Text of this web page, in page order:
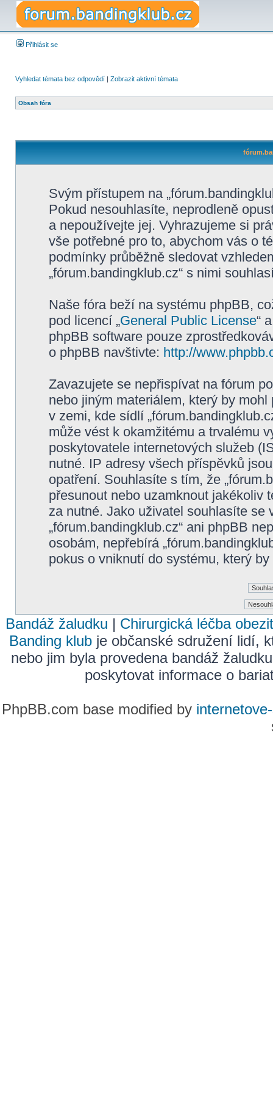
Přihlásit se
Vyhledat témata bez odpovědí | Zobrazit aktivní témata
Obsah fóra
Svým přístupem na
Pokud nesouhlasíte, neprodleně
a nepoužívejte jej. Vyhrazujeme si
vše potřebné pro to, abychom vás o
podmínky průběžně sledovat
„fórum.bandingklub.cz“ s nimi
Naše fóra beží na systému phpBB,
pod licencí „General Public License“
phpBB software pouze
o phpBB navštivte: http://
Zavazujete se nepřispívat na fórum
nebo jiným materiálem, který by
v zemi, kde sídlí
může vést k okamžitému a trvalému
poskytovatele internetových služeb
nutné. IP adresy všech příspěvků
opatření. Souhlasíte s tím, že
přesunout nebo uzamknout jakékoliv
za nutné. Jako uživatel souhlasíte
„fórum.bandingklub.cz“ ani phpBB
osobám, nepřebírá
pokus o vniknutí do systému, který
Bandáž žaludku | Chirurgická léčba
Banding klub je občanské sdružení lidí,
nebo jim byla provedena bandáž
poskytovat informace o
PhpBB.com base modified by